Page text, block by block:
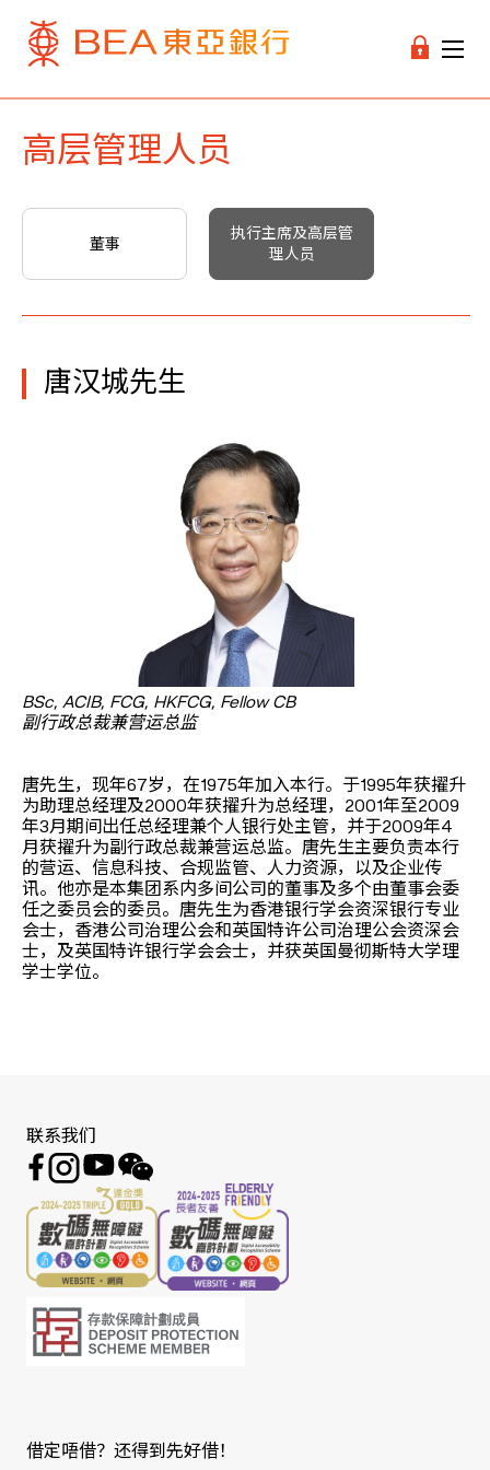
高层管理人员
董事
执行主席及高层管
理人员
唐汉城先生
BSc, ACIB, FCG, HKFCG, Fellow CB
副行政总裁兼营运总监
唐先生，现年67岁，在1975年加入本行。于1995年获擢升
为助理总经理及2000年获擢升为总经理，2001年至2009
年3月期间出任总经理兼个人银行处主管，并于2009年4
月获擢升为副行政总裁兼营运总监。唐先生主要负责本行
的营运、信息科技、合规监管、人力资源，以及企业传
讯。他亦是本集团系内多间公司的董事及多个由董事会委
任之委员会的委员。唐先生为香港银行学会资深银行专业
会士，香港公司治理公会和英国特许公司治理公会资深会
士，及英国特许银行学会会士，并获英国曼彻斯特大学理
学士学位。
联系我们
借定唔借？还得到先好借！